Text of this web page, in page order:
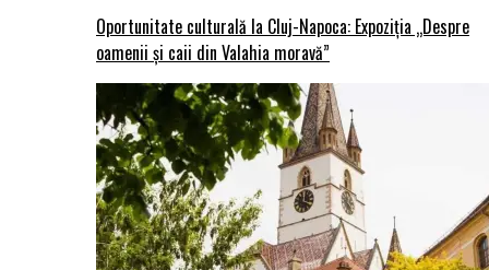
Oportunitate culturală la Cluj-Napoca: Expoziția „Despre
oamenii și caii din Valahia moravă”